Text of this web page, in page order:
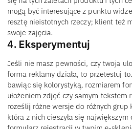
mogą być interesujące z punktu
resztę nieistotnych rzeczy; klient też
swoje zajęcia.
4. Eksperymentuj
Jeśli nie masz pewności, czy twoja
forma reklamy działa, to przetestuj
bawiąc się kolorystyką, rozmiarem
ułożeniem zdjęć czy samym tekstem
roześlij różne wersje do różnych
która z nich cieszyła się największym